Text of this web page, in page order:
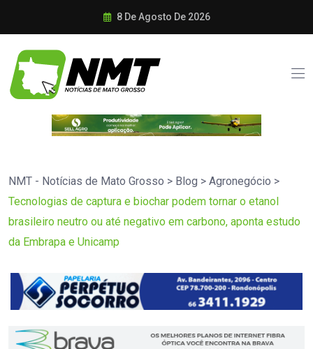
8 De Agosto De 2026
NMT - Notícias de Mato Grosso > Blog > Agronegócio >
Tecnologias de captura e biochar podem tornar o etanol
brasileiro neutro ou até negativo em carbono, aponta estudo
da Embrapa e Unicamp